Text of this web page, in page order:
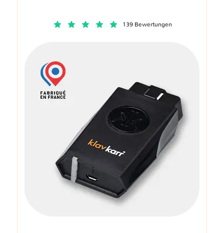
139 Bewertungen